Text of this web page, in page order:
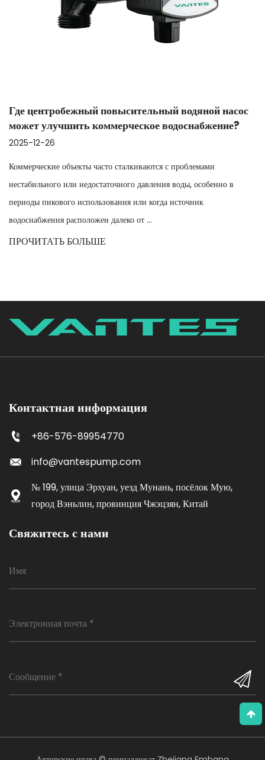
водяной насос
с проблемами
воды, особенно в
источник
Как центробежный бустерный
стабилизировать переменный
Системы водоснабжения в
строительстве часто сталкиваются с
потоком, вызванным колебаниями
подачей вверх по течени...
Контактная информация
+86-576-89954770
info@vantespump.com
№ 199, улица Эрхуан, уезд Мунань, посёлок Мую,
город Вэньлин, провинция Чжэцзян, Китай
Свяжитесь с нами